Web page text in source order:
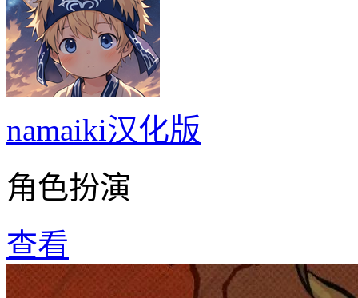
namaiki汉化版
角色扮演
查看